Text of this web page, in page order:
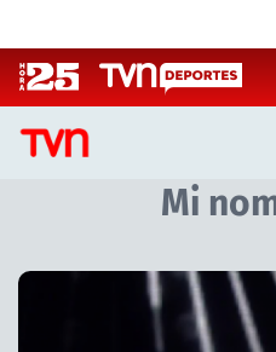
CASTING MASTERCHEF
CASTING TVN VERTICAL
Mi